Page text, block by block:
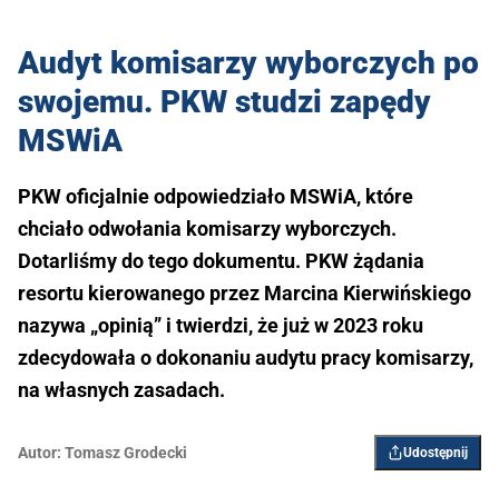
Audyt komisarzy wyborczych po
swojemu. PKW studzi zapędy
MSWiA
PKW oficjalnie odpowiedziało MSWiA, które
chciało odwołania komisarzy wyborczych.
Dotarliśmy do tego dokumentu. PKW żądania
resortu kierowanego przez Marcina Kierwińskiego
nazywa „opinią” i twierdzi, że już w 2023 roku
zdecydowała o dokonaniu audytu pracy komisarzy,
na własnych zasadach.
Autor: Tomasz Grodecki Udostępnij